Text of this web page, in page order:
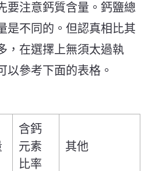
要注意鈣質含量。鈣鹽總
是不同的。但認真相比其
，在選擇上無須太過執
以參考下面的表格。
含鈣
元素
比率
其他